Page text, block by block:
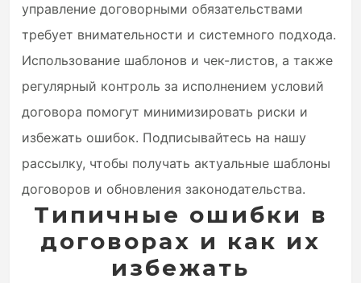
управление договорными обязательствами
требует внимательности и системного подхода.
Использование шаблонов и чек-листов, а также
регулярный контроль за исполнением условий
договора помогут минимизировать риски и
избежать ошибок. Подписывайтесь на нашу
рассылку, чтобы получать актуальные шаблоны
договоров и обновления законодательства.
Типичные ошибки в
договорах и как их
избежать